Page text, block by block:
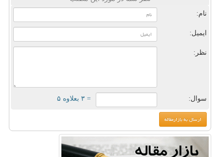
نام:
ایمیل:
نظر:
سوال: = ۳ بعلاوه ۵